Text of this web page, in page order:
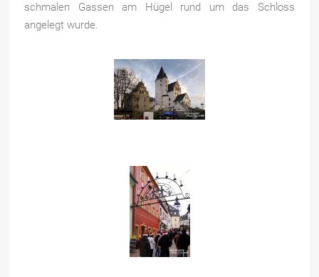
schmalen Gassen am Hügel rund um das Schloss
angelegt wurde.